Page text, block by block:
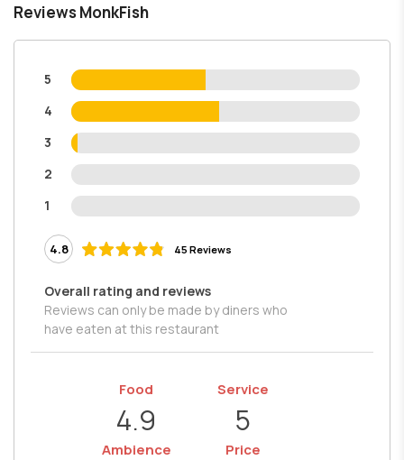
Reviews MonkFish
5
4
3
2
1
4.8 45 Reviews
Overall rating and reviews
Reviews can only be made by diners who
have eaten at this restaurant
Food
4.9
Service
5
Ambience Price